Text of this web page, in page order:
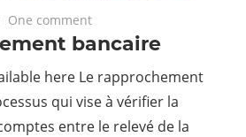
One comment
bancaire
here Le rapprochement
qui vise à vérifier la
entre le relevé de la